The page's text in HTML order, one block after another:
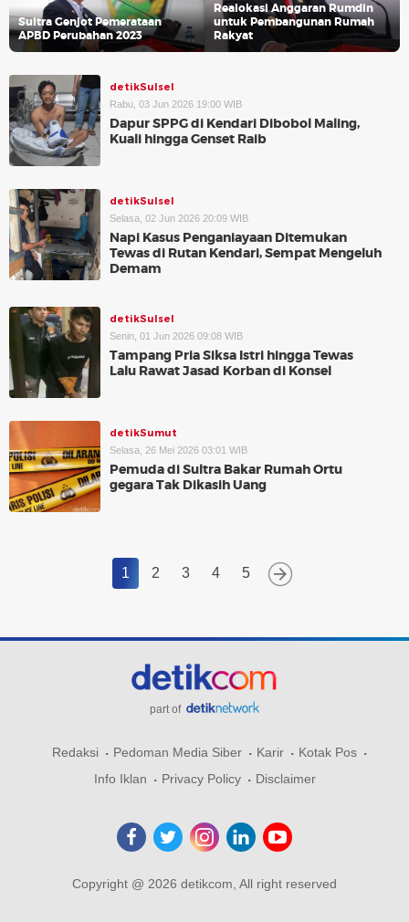
Sultra Genjot Pemerataan
APBD Perubahan 2023
Realokasi Anggaran Rumdin
untuk Pembangunan Rumah
Rakyat
detikSulsel
Rabu, 03 Jun 2026 19:00 WIB
Dapur SPPG di Kendari Dibobol Maling,
Kuali hingga Genset Raib
detikSulsel
Selasa, 02 Jun 2026 20:09 WIB
Napi Kasus Penganiayaan Ditemukan
Tewas di Rutan Kendari, Sempat Mengeluh
Demam
detikSulsel
Senin, 01 Jun 2026 09:08 WIB
Tampang Pria Siksa Istri hingga Tewas
Lalu Rawat Jasad Korban di Konsel
detikSumut
Selasa, 26 Mei 2026 03:01 WIB
Pemuda di Sultra Bakar Rumah Ortu
gegara Tak Dikasih Uang
1 2 3 4 5
part of
Redaksi Pedoman Media Siber Karir
Kotak Pos
Info Iklan
Privacy Policy Disclaimer
Copyright @ 2026 detikcom, All right reserved